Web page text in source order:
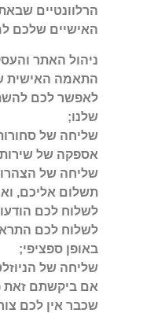
הרלוונטיים
האישיים שלכם
ניהול האתר
התאמה האישית
לאפשר לכם
שלנו;
שליחה של
אספקה של
שליחה של
תשלום אליכם,
לשלוח לכם
לשלוח לכם
באופן ספציפי;
שליחה של
אם ביקשתם זאת
שכבר אין לכם